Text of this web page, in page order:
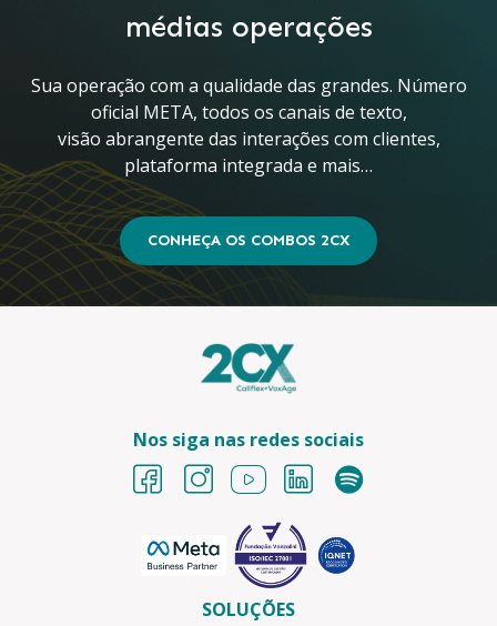
médias operações
Sua operação com a qualidade das grandes. Número
oficial META, todos os canais de texto,
visão abrangente das interações com clientes,
plataforma integrada e mais…
CONHEÇA OS COMBOS 2CX
Nos siga nas redes sociais
SOLUÇÕES